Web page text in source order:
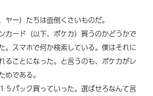
ヤー）たちは面倒くさいものだ。
カード（以下、ポケカ）買うのかどうかで
。スマホで何か検索している。僕はそれに
ることになった。と言うのも、ポケカがレ
めである。
５パック買っていった。選ばせろなんて言